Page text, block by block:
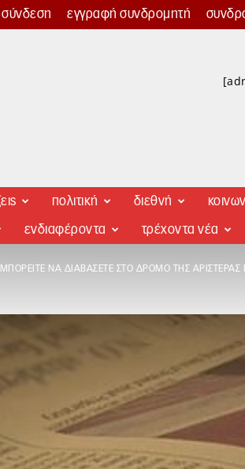
σύνδεση εγγραφή συνδρομητή
πολιτική διεθνή
ενδιαφέροντα τρέχοντα νέα
ΜΠΟΡΕΊΤΕ ΝΑ ΔΙΑΒΆΣΕΤΕ ΣΤΟ ΔΡΌΜΟ ΤΗΣ ΑΡΙΣΤΕΡΆΣ